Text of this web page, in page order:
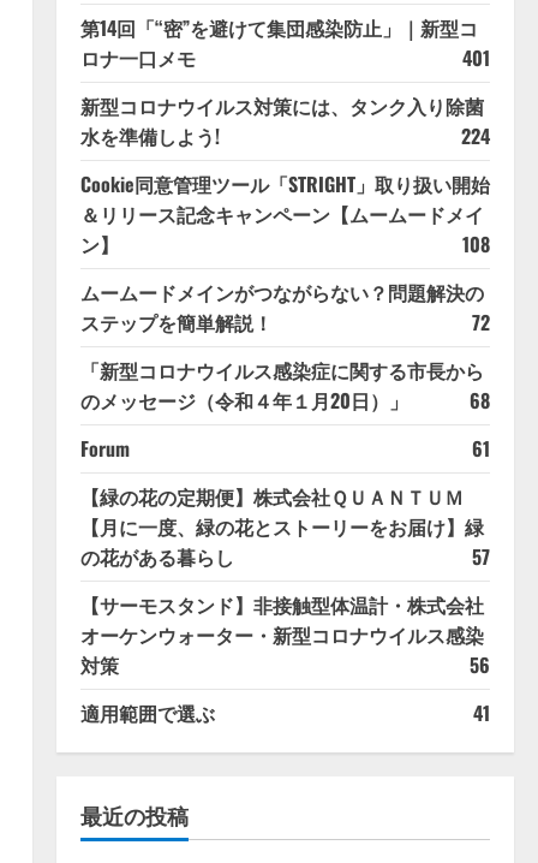
第14回「“密”を避けて集団感染防止」｜新型コ
ロナ一口メモ
401
新型コロナウイルス対策には、タンク入り除菌
水を準備しよう!
224
Cookie同意管理ツール「STRIGHT」取り扱い開始
＆リリース記念キャンペーン【ムームードメイ
ン】
108
ムームードメインがつながらない？問題解決の
ステップを簡単解説！
72
「新型コロナウイルス感染症に関する市長から
のメッセージ（令和４年１月20日）」
68
Forum
61
【緑の花の定期便】株式会社ＱＵＡＮＴＵＭ
【月に一度、緑の花とストーリーをお届け】緑
の花がある暮らし
57
【サーモスタンド】非接触型体温計・株式会社
オーケンウォーター・新型コロナウイルス感染
対策
56
適用範囲で選ぶ
41
最近の投稿